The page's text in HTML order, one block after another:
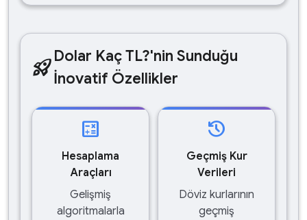
rocket_launchDolar Kaç TL?'nin Sunduğu
İnovatif Özellikler
calculate
Hesaplama
Araçları
Gelişmiş
algoritmalarla
history
Geçmiş Kur
Verileri
Döviz kurlarının
geçmiş